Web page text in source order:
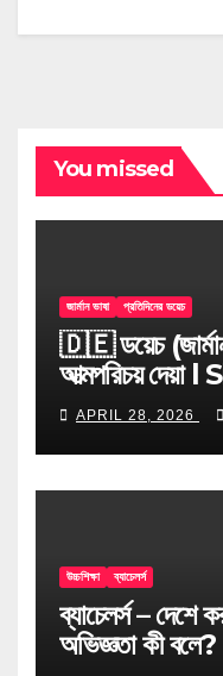
You missed
জার্মান ভাষা প্রতিদিনের ডয়েচ
🇩🇪 ডয়েচ
আত্মপরিচয়
APRIL 28, 2026
উচ্চশিক্ষা ব্যাচেলর্স
ব্যাচেলর্স – দেশে
অভিজ্ঞতা কী বলে?